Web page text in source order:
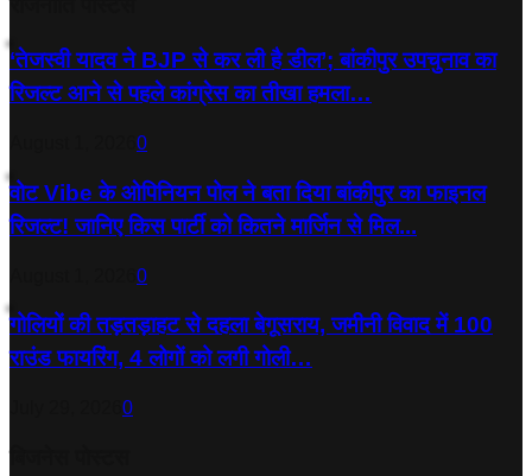
‘तेजस्‍वी यादव ने BJP से कर ली है डील’; बांकीपुर उपचुनाव का
रिजल्‍ट आने से पहले कांग्रेस का तीखा हमला…
0
वोट Vibe के ओपिनियन पोल ने बता दिया बांकीपुर का फाइनल
रिजल्ट! जानिए किस पार्टी को कितने मार्जिन से मिल...
0
गोलियों की तड़तड़ाहट से दहला बेगूसराय, जमीनी विवाद में 100
राउंड फायरिंग, 4 लोगों को लगी गोली…
0